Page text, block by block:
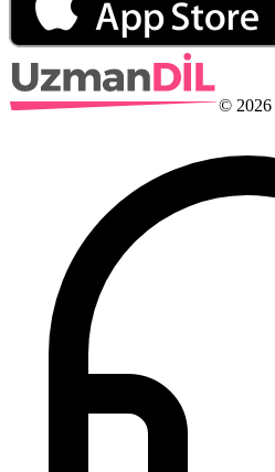
© 2026